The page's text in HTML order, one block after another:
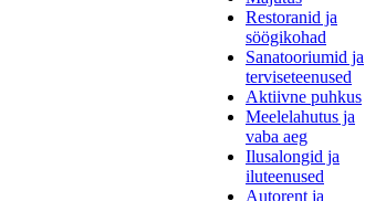
Restoranid ja
söögikohad
Sanatooriumid ja
terviseteenused
Aktiivne puhkus
Meelelahutus ja
vaba aeg
Ilusalongid ja
iluteenused
Autorent ja